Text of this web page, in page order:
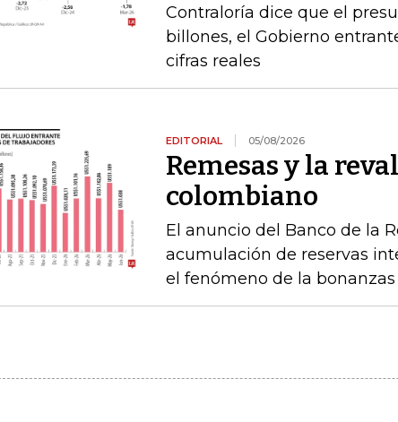
Contraloría dice que el
billones, el Gobierno
cifras reales
EDITORIAL 05/08/2026
Remesas y la
colombiano
El anuncio del Banco de la
acumulación de reservas
el fenómeno de la